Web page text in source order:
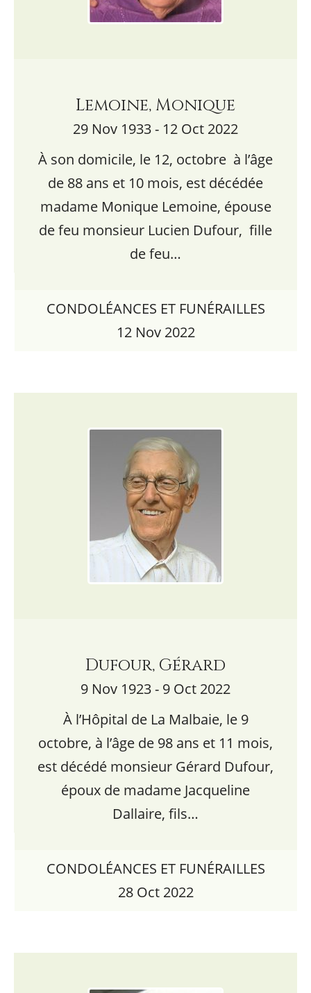
Lemoine, Monique
29 Nov 1933 - 12 Oct 2022
À son domicile, le 12, octobre à l’âge
de 88 ans et 10 mois, est décédée
madame Monique Lemoine, épouse
de feu monsieur Lucien Dufour, fille
de feu…
CONDOLÉANCES ET FUNÉRAILLES
12 Nov 2022
Dufour, Gérard
9 Nov 1923 - 9 Oct 2022
À l’Hôpital de La Malbaie, le 9
octobre, à l’âge de 98 ans et 11 mois,
est décédé monsieur Gérard Dufour,
époux de madame Jacqueline
Dallaire, fils…
CONDOLÉANCES ET FUNÉRAILLES
28 Oct 2022